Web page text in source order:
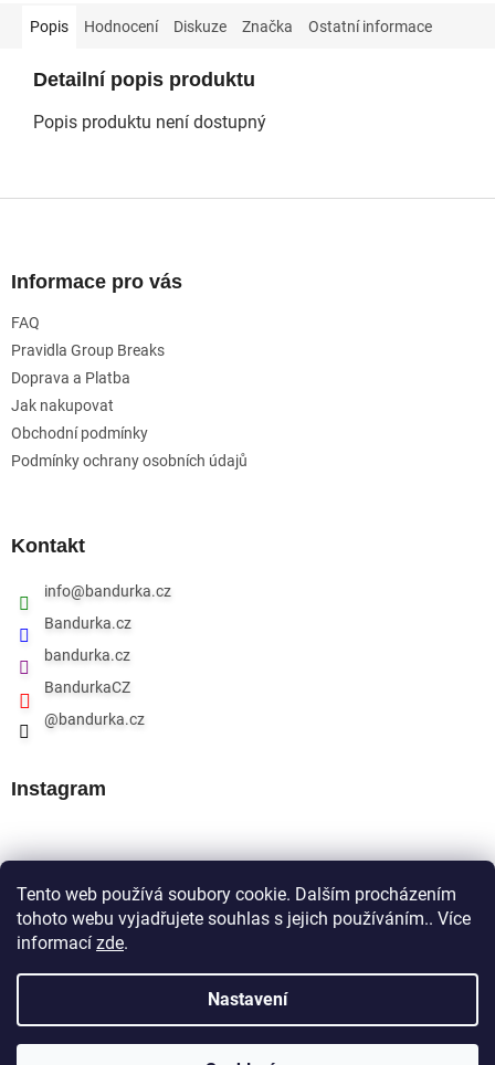
Tento web používá soubory cookie. Dalším procházením
tohoto webu vyjadřujete souhlas s jejich používáním.. Více
informací zde.
Nastavení
Popis Hodnocení Diskuze Značka Ostatní informace
Detailní popis produktu
Popis produktu není dostupný
Informace pro vás
FAQ
Pravidla Group Breaks
Doprava a Platba
Jak nakupovat
Obchodní podmínky
Podmínky ochrany osobních údajů
Kontakt
info@bandurka.cz
Bandurka.cz
bandurka.cz
BandurkaCZ
@bandurka.cz
Instagram